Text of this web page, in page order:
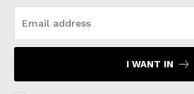
I WANT IN